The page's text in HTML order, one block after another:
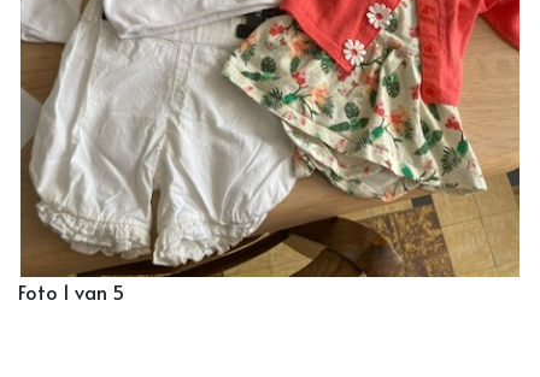
Foto 1 van 5